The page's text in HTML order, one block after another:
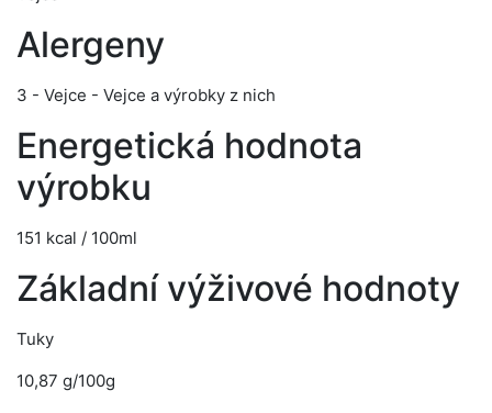
Alergeny
3 - Vejce - Vejce a výrobky z nich
Energetická hodnota
výrobku
151 kcal / 100ml
Základní výživové hodnoty
Tuky
10,87 g/100g